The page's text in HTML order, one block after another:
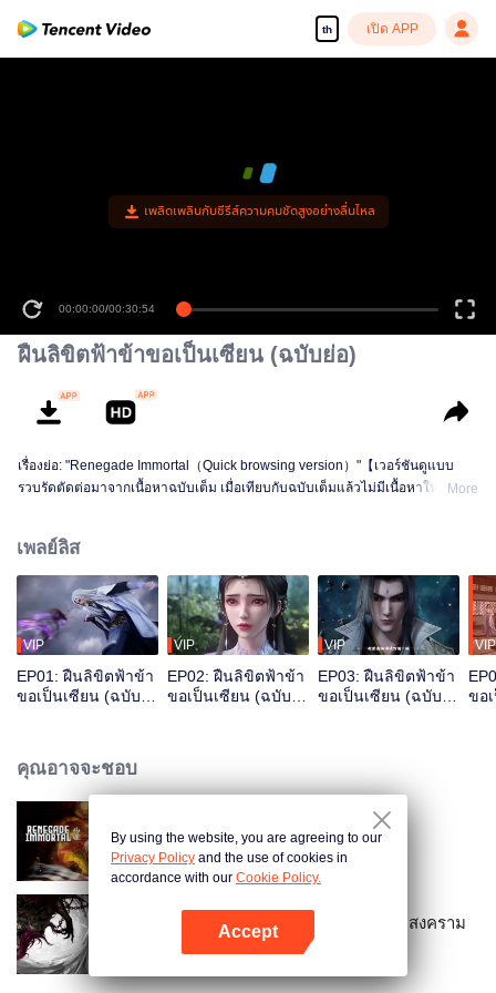
th เปิด APP
เพลิดเพลินกับซีรีส์ความคมชัดสูงอย่างลื่นไหล
00:00:00/00:30:54
ฝืนลิขิตฟ้าข้าขอเป็นเซียน (ฉบับย่อ)
เรื่องย่อ: "Renegade Immortal（Quick browsing version）"【เวอร์ชันดูแบบ
รวบรัดตัดต่อมาจากเนื้อหาฉบับเต็ม เมื่อเทียบกับฉบับเต็มแล้วไม่มีเนื้อหาใหม่เพิ่ม
จ้อยร่อย เขาเชื่อมั่นว่ามรรคาขึ้นอยู่กับการกระทำ ก้าวสู่เส้นทางการบำเพ็ญด้วย
คุณสมบัติธรรมดา ๆ ฝ่าฟันอุปสรรค อาศัยความเฉลียวฉลาด ก้าวสู่จุดสุดยอดทีละ
ก้าว ชื่อเสียงระบือทั่วโลกแห่งการบำเพ็ญเพียรด้วยกำลังของตัวเอง
More
เพลย์ลิส
VIP
EP01: ฝืนลิขิตฟ้าข้า
ขอเป็นเซียน (ฉบับ
VIP
EP02: ฝืนลิขิตฟ้าข้า
ขอเป็นเซียน (ฉบับ
VIP
EP03: ฝืนลิขิตฟ้าข้า
ขอเป็นเซียน (ฉบับ
VIP
ขอ
คุณอาจจะชอบ
ฝืนลิขิตฟ้าข้าขอเป็นเซียน
ฝืนลิขิตฟ้าข้าขอเป็นเซียน มหาศึกสงคราม
By using the website, you are agreeing to our
Privacy Policy and the use of cookies in
accordance with our Cookie Policy.
Accept